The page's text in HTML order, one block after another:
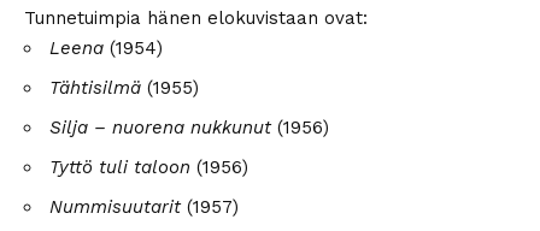
Tunnetuimpia hänen elokuvistaan ovat:
Leena (1954)
Tähtisilmä (1955)
Silja – nuorena nukkunut(1956)
Tyttö tuli taloon (1956)
Nummisuutarit(1957)